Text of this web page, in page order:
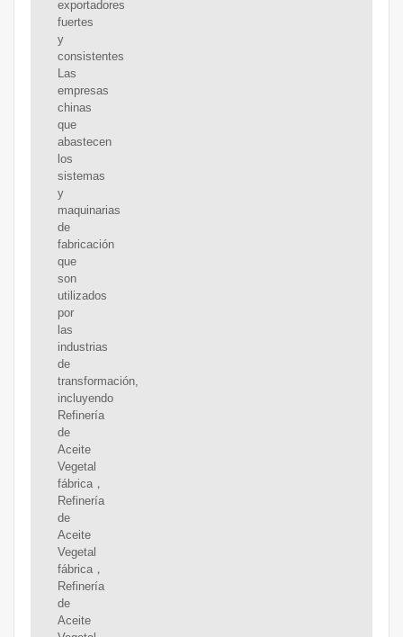
exportadores
fuertes
y
consistentes
Las
empresas
chinas
que
abastecen
los
sistemas
y
maquinarias
de
fabricación
que
son
utilizados
por
las
industrias
de
transformación,
incluyendo
Refinería
de
Aceite
Vegetal
fábrica，
Refinería
de
Aceite
Vegetal
fábrica，
Refinería
de
Aceite